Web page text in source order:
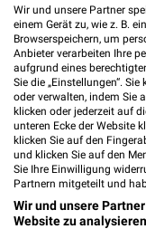
Heute
160,42
ZOO &
01127
Heute
161,20
Wir und unsere Partner
einem Gerät zu, wie z. B.
Browserspeichern, um
Anbieter verarbeiten Ihre
aufgrund eines
Sie die „Einstellungen“.
oder verwalten, indem Sie
klicken oder jederzeit auf
unteren Ecke der Website
klicken Sie auf den
und klicken Sie auf den
Sie Ihre Einwilligung
Partnern mitgeteilt und
Wir und unsere
Website zu